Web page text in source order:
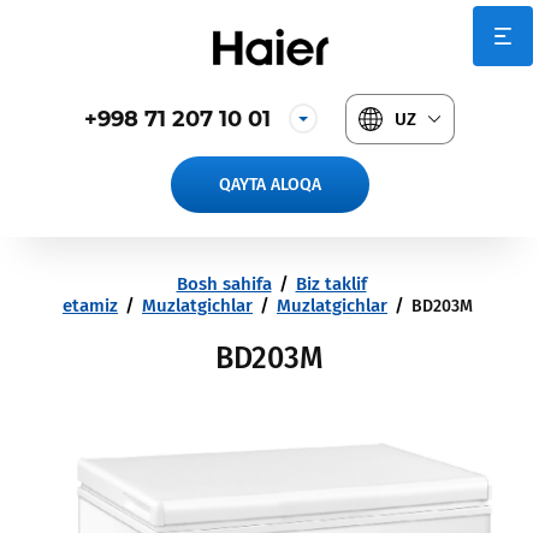
+998 71 207 10 01 UZ
QAYTA ALOQA
Bosh sahifa / Biz taklif
etamiz / Muzlatgichlar / Muzlatgichlar / BD203M
BD203M